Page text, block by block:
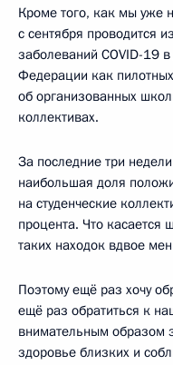
Кроме того, как мы уже
с сентября проводится
заболеваний COVID-19
Федерации как
об организованных
коллективах.
За последние три
наибольшая доля
на студенческие
процента. Что касается
таких находок вдвое
Поэтому ещё раз хочу
ещё раз обратиться к
внимательным образом
здоровье близких и